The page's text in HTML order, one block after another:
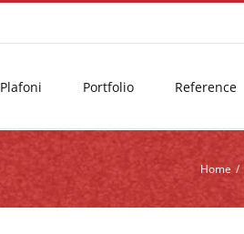
Plafoni Portfolio Reference
Home /